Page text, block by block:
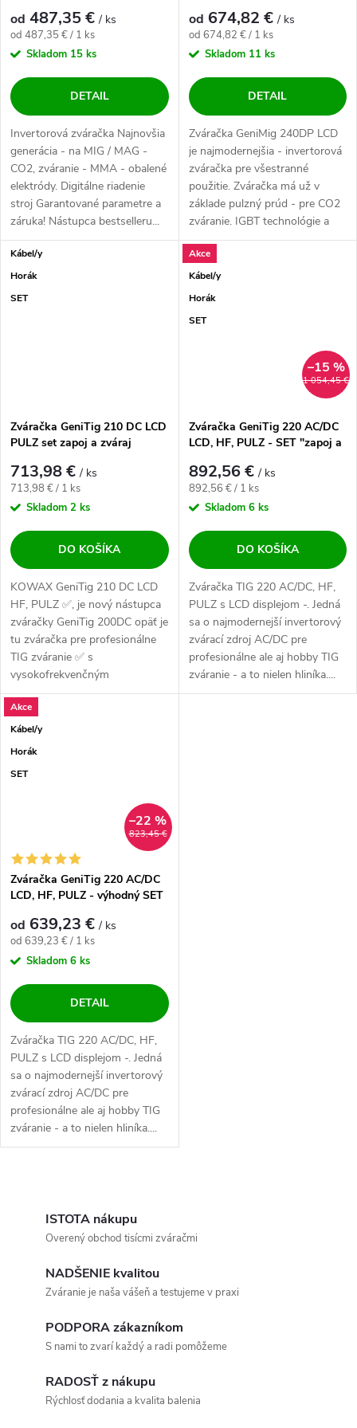
od 487,35 €/ ks
Jednotková cena:
od 487,35 € / 1 ks
Skladom 15 ks
DETAIL
Invertorová zváračka Najnovšia
generácia - na MIG / MAG -
CO2, zváranie - MMA - obalené
elektródy. Digitálne riadenie
stroj Garantované parametre a
záruka! Nástupca bestselleru...
od 674,82 €/ ks
Jednotková cena:
od 674,82 € / 1 ks
Skladom 11 ks
DETAIL
Zváračka GeniMig 240DP LCD
je najmodernejšia - invertorová
zváračka pre všestranné
použitie. Zváračka má už v
základe pulzný prúd - pre CO2
zváranie. IGBT technológie a
kvalitné...
Kábel/y
Horák
SET
Zváračka GeniTig 210 DC LCD
PULZ set zapoj a zváraj
713,98 €/ ks
Jednotková cena:
713,98 € / 1 ks
Skladom 2 ks
DO KOŠÍKA
KOWAX GeniTig 210 DC LCD
HF, PULZ ✅, je nový nástupca
zváračky GeniTig 200DC opäť je
tu zváračka pre profesionálne
TIG zváranie ✅ s
vysokofrekvenčným
zapaľovaním oblúka HF....
Akce
Kábel/y
Horák
SET
1 054,45 €
–15 %
Zváračka GeniTig 220 AC/DC
LCD, HF, PULZ - SET "zapoj a
892,56 €/ ks
Jednotková cena:
892,56 € / 1 ks
Skladom 6 ks
DO KOŠÍKA
Zváračka TIG 220 AC/DC, HF,
PULZ s LCD displejom -. Jedná
sa o najmodernejší invertorový
zvárací zdroj AC/DC pre
profesionálne ale aj hobby TIG
zváranie - a to nielen hliníka....
Akce
Kábel/y
Horák
SET
823,45 €
–22 %
Zváračka GeniTig 220 AC/DC
LCD, HF, PULZ - výhodný SET
od 639,23 €/ ks
Jednotková cena:
od 639,23 € / 1 ks
Skladom 6 ks
DETAIL
Zváračka TIG 220 AC/DC, HF,
PULZ s LCD displejom -. Jedná
sa o najmodernejší invertorový
zvárací zdroj AC/DC pre
profesionálne ale aj hobby TIG
zváranie - a to nielen hliníka....
ISTOTA nákupu
Overený obchod tisícmi zváračmi
NADŠENIE kvalitou
Zváranie je naša vášeň a testujeme v praxi
PODPORA zákazníkom
S nami to zvarí každý a radi pomôžeme
RADOSŤ z nákupu
Rýchlosť dodania a kvalita balenia